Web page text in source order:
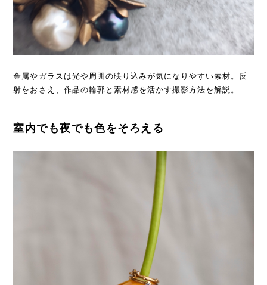
金属やガラスは光や周囲の映り込みが気になりやすい素材。反
射をおさえ、作品の輪郭と素材感を活かす撮影方法を解説。
室内でも夜でも色をそろえる